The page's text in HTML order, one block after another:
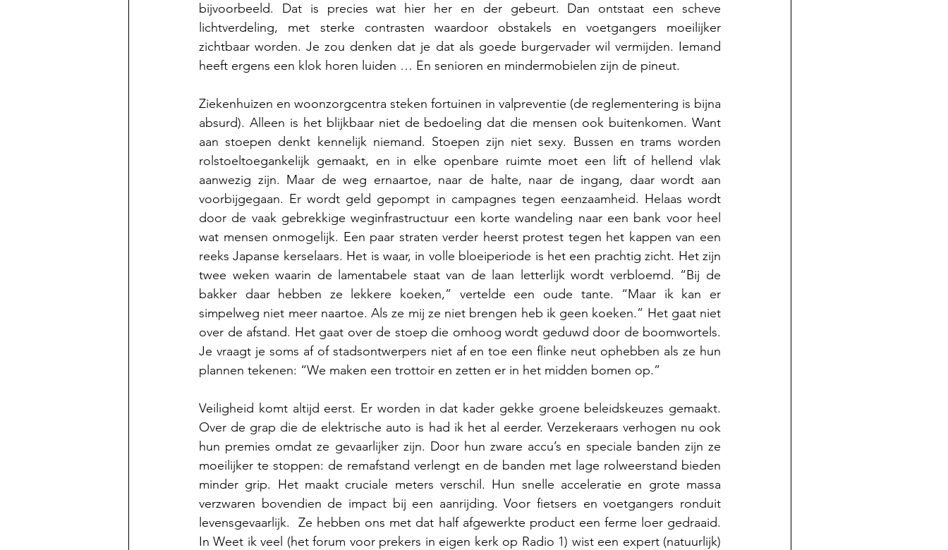
bijvoorbeeld. Dat is precies wat hier her en der gebeurt. Dan ontstaat een scheve
lichtverdeling, met sterke contrasten waardoor obstakels en voetgangers moeilijker
zichtbaar worden. Je zou denken dat je dat als goede burgervader wil vermijden. Iemand
heeft ergens een klok horen luiden … En senioren en mindermobielen zijn de pineut.
Ziekenhuizen en woonzorgcentra steken fortuinen in valpreventie (de reglementering is bijna
absurd). Alleen is het blijkbaar niet de bedoeling dat die mensen ook buitenkomen. Want
aan stoepen denkt kennelijk niemand. Stoepen zijn niet sexy. Bussen en trams worden
rolstoeltoegankelijk gemaakt, en in elke openbare ruimte moet een lift of hellend vlak
aanwezig zijn. Maar de weg ernaartoe, naar de halte, naar de ingang, daar wordt aan
voorbijgegaan. Er wordt geld gepompt in campagnes tegen eenzaamheid. Helaas wordt
door de vaak gebrekkige weginfrastructuur een korte wandeling naar een bank voor heel
wat mensen onmogelijk. Een paar straten verder heerst protest tegen het kappen van een
reeks Japanse kerselaars. Het is waar, in volle bloeiperiode is het een prachtig zicht. Het zijn
twee weken waarin de lamentabele staat van de laan letterlijk wordt verbloemd. “Bij de
bakker daar hebben ze lekkere koeken,” vertelde een oude tante. “Maar ik kan er
simpelweg niet meer naartoe. Als ze mij ze niet brengen heb ik geen koeken.” Het gaat niet
over de afstand. Het gaat over de stoep die omhoog wordt geduwd door de boomwortels.
Je vraagt je soms af of stadsontwerpers niet af en toe een flinke neut ophebben als ze hun
plannen tekenen: “We maken een trottoir en zetten er in het midden bomen op.”
Veiligheid komt altijd eerst. Er worden in dat kader gekke groene beleidskeuzes gemaakt.
Over de grap die de elektrische auto is had ik het al eerder. Verzekeraars verhogen nu ook
hun premies omdat ze gevaarlijker zijn. Door hun zware accu’s en speciale banden zijn ze
moeilijker te stoppen: de remafstand verlengt en de banden met lage rolweerstand bieden
minder grip. Het maakt cruciale meters verschil. Hun snelle acceleratie en grote massa
verzwaren bovendien de impact bij een aanrijding. Voor fietsers en voetgangers ronduit
levensgevaarlijk.  Ze hebben ons met dat half afgewerkte product een ferme loer gedraaid.
In Weet ik veel (het forum voor prekers in eigen kerk op Radio 1) wist een expert (natuurlijk)